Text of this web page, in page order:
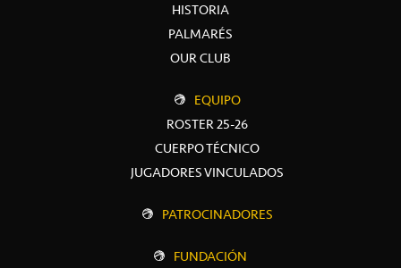
HISTORIA
PALMARÉS
OUR CLUB
EQUIPO
ROSTER 25-26
CUERPO TÉCNICO
JUGADORES VINCULADOS
PATROCINADORES
FUNDACIÓN